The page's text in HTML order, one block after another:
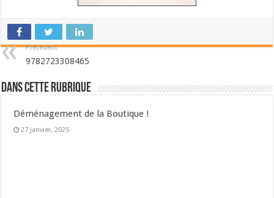
Précédent
9782723308465
Dans cette Rubrique
Déménagement de la Boutique !
27 janvier, 2025